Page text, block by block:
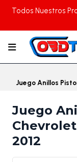
Todos Nuestros
Juego Anillos
Juego
2012